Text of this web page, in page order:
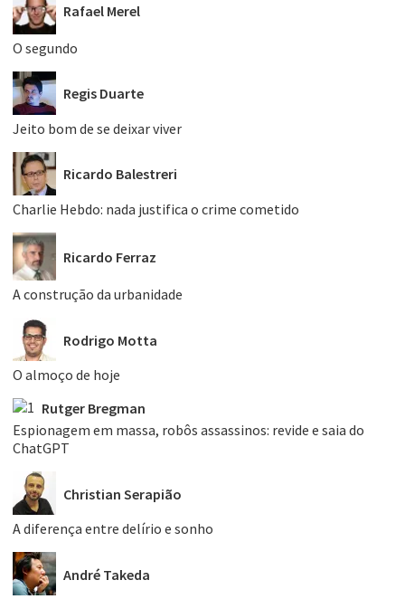
Rafael Merel
O segundo
Regis Duarte
Jeito bom de se deixar viver
Ricardo Balestreri
Charlie Hebdo: nada justifica o crime cometido
Ricardo Ferraz
A construção da urbanidade
Rodrigo Motta
O almoço de hoje
Rutger Bregman
Espionagem em massa, robôs assassinos: revide e saia do
ChatGPT
Christian Serapião
A diferença entre delírio e sonho
André Takeda